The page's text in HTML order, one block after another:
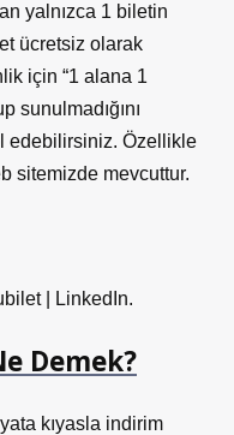
yalnızca 1 biletin
ücretsiz olarak
için “1 alana 1
sunulmadığını
edebilirsiniz. Özellikle
sitemizde mevcuttur.
| LinkedIn.
Demek?
kıyasla indirim